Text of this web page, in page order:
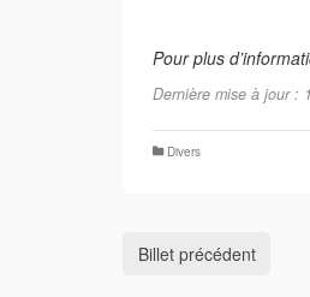
Pour plus
Dernière mise à jour :
Divers
Billet précédent